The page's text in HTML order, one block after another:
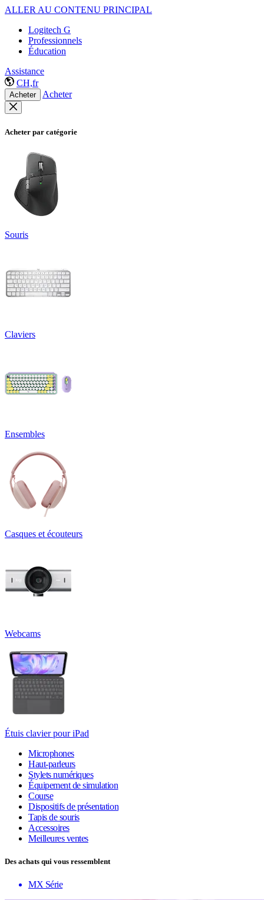
ALLER AU CONTENU PRINCIPAL
Logitech G
Professionnels
Éducation
Assistance
CH,fr
Acheter Acheter
Acheter par catégorie
Souris
Claviers
Ensembles
Casques et écouteurs
Webcams
Étuis clavier pour iPad
Microphones
Haut-parleurs
Stylets numériques
Équipement de simulation
Course
Dispositifs de présentation
Tapis de souris
Accessoires
Meilleures ventes
Des achats qui vous ressemblent
MX Série